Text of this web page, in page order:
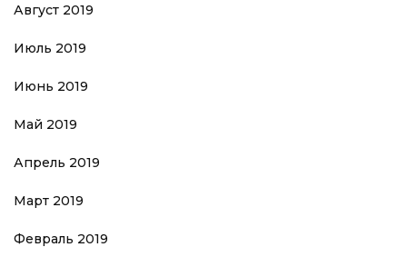
Август 2019
Июль 2019
Июнь 2019
Май 2019
Апрель 2019
Март 2019
Февраль 2019